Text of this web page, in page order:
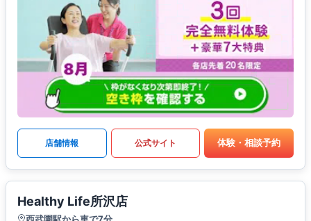
店舗情報 公式サイト 体験・相談予約
Healthy Life所沢店
西武園駅から車で7分